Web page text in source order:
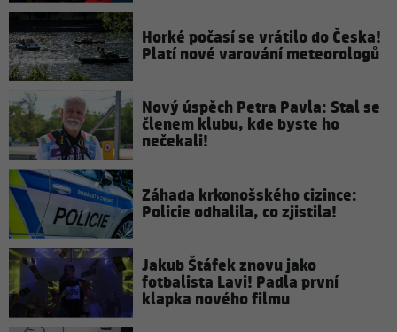
Horké počasí se vrátilo do Česka!
Platí nové varování meteorologů
Nový úspěch Petra Pavla: Stal se
členem klubu, kde byste ho
nečekali!
Záhada krkonošského cizince:
Policie odhalila, co zjistila!
Jakub Štáfek znovu jako
fotbalista Lavi! Padla první
klapka nového filmu